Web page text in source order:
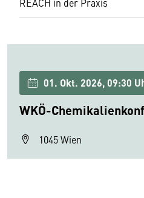
01. Okt. 2026, 09:30
WKÖ-
1045 Wien